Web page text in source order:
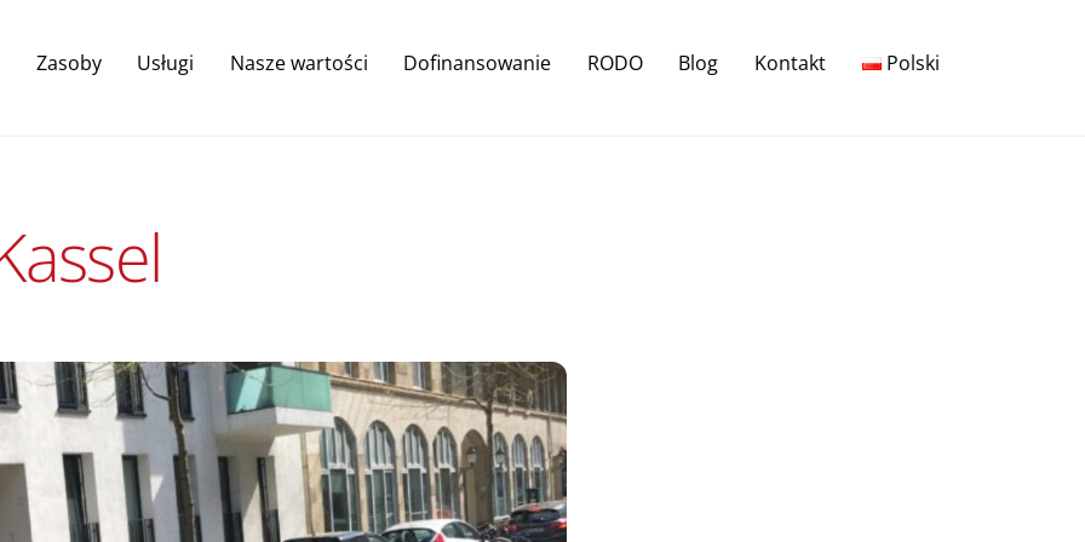
Zasoby Usługi Nasze wartości Dofinansowanie RODO Blog Kontakt Polski